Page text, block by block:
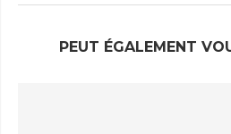
PEUT ÉGALEMENT